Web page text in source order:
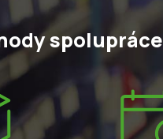
spolupráce